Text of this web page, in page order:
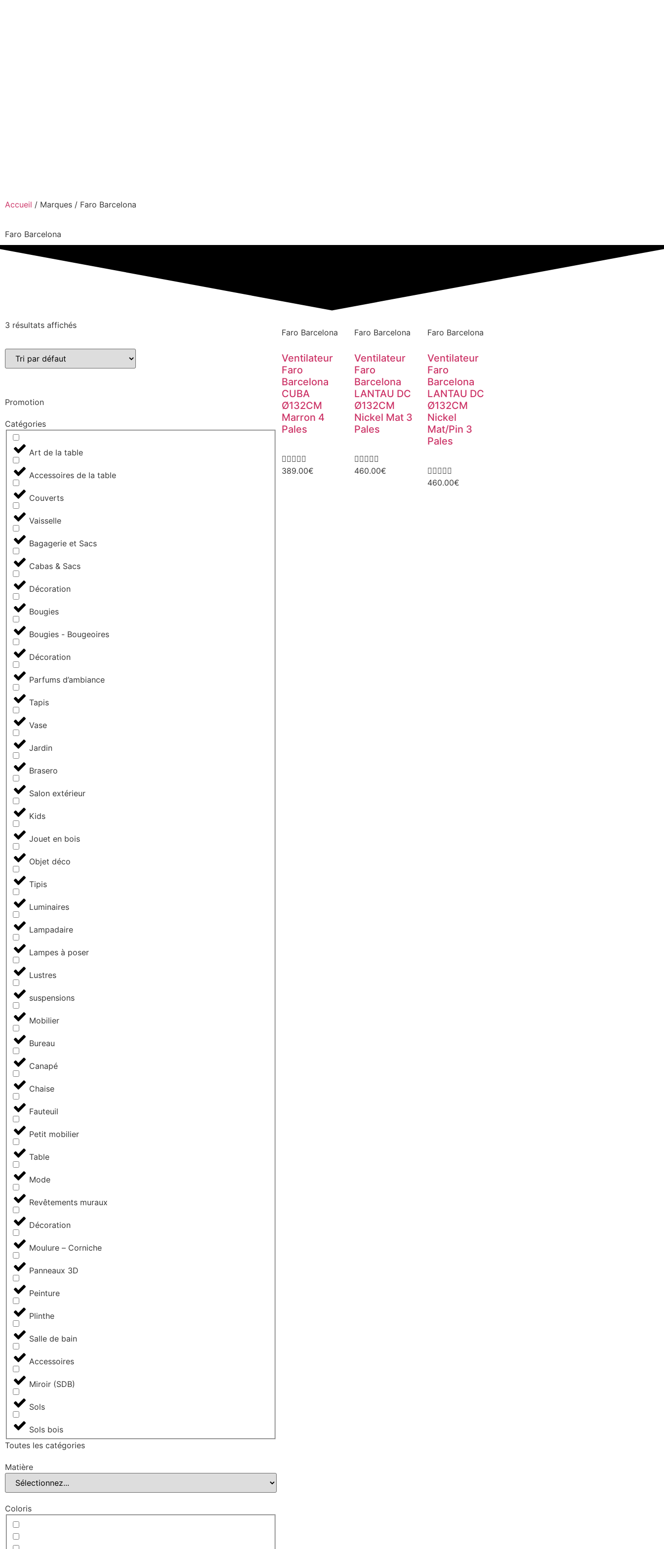
Accueil / Marques / Faro Barcelona
Faro Barcelona
3 résultats affichés
Promotion
Catégories
Art de la table
Accessoires de la table
Couverts
Vaisselle
Bagagerie et Sacs
Cabas & Sacs
Décoration
Bougies
Bougies - Bougeoires
Décoration
Parfums d’ambiance
Tapis
Vase
Jardin
Brasero
Salon extérieur
Kids
Jouet en bois
Objet déco
Tipis
Luminaires
Lampadaire
Lampes à poser
Lustres
suspensions
Mobilier
Bureau
Canapé
Chaise
Fauteuil
Petit mobilier
Table
Mode
Revêtements muraux
Décoration
Moulure – Corniche
Panneaux 3D
Peinture
Plinthe
Salle de bain
Accessoires
Miroir (SDB)
Sols
Sols bois
Toutes les catégories
Matière
Coloris
Faro Barcelona
Ventilateur
Faro
Barcelona
CUBA
Ø132CM
Marron 4
Pales

389.00€
Faro Barcelona
Ventilateur
Faro
Barcelona
LANTAU DC
Ø132CM
Nickel Mat 3
Pales

460.00€
Faro Barcelona
Ventilateur
Faro
Barcelona
LANTAU DC
Ø132CM
Nickel
Mat/Pin 3
Pales

460.00€